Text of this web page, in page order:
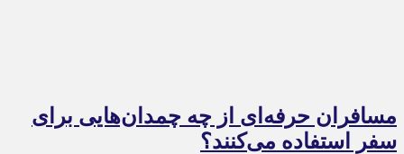
مسافران حرفه‌ای از چه چمدان‌هایی برای
سفر استفاده می‌کنند؟